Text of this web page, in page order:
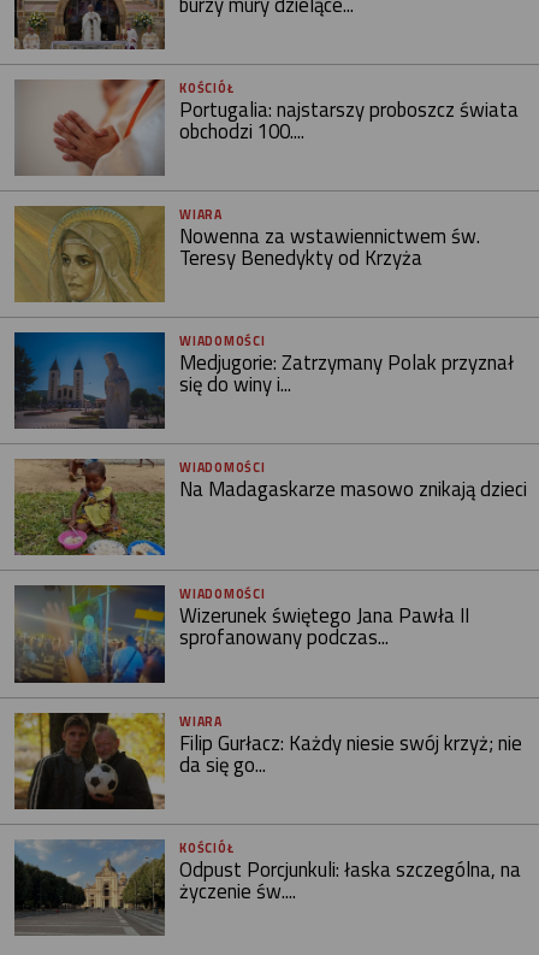
KOŚCIÓŁ
Portugalia: najstarszy proboszcz świata
obchodzi 100....
WIARA
Nowenna za wstawiennictwem św.
Teresy Benedykty od Krzyża
WIADOMOŚCI
Medjugorie: Zatrzymany Polak przyznał
się do winy i...
WIADOMOŚCI
Na Madagaskarze masowo znikają dzieci
WIADOMOŚCI
Wizerunek świętego Jana Pawła II
sprofanowany podczas...
WIARA
Filip Gurłacz: Każdy niesie swój krzyż; nie
da się go...
KOŚCIÓŁ
Odpust Porcjunkuli: łaska szczególna, na
życzenie św....